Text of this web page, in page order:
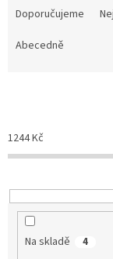
o
d
k
t
Doporučujeme
Abecedně
1244Kč
Na skladě 4